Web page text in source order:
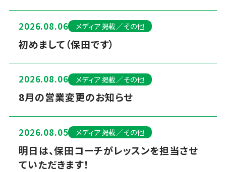
2026.08.06 メディア掲載／その他
初めまして（保田です）
2026.08.06 メディア掲載／その他
8月の営業変更のお知らせ
2026.08.05 メディア掲載／その他
明日は、保田コーチがレッスンを担当させ
ていただきます！